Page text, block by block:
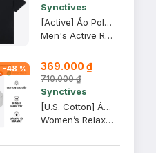
Synctives
[Active] Áo Polo Nam Synctives Regular Fit, Đen, L - SMPO08
Men's Active Regular Fit Polo Shirt
-48 % 369.000 ₫
710.000 ₫
Synctives
[U.S. Cotton] Áo Hoodie Nữ Synctives Relaxed Fit, Xám Melange Nhạt, XL - CWHO0011
Women’s Relaxed Fit Hoodie